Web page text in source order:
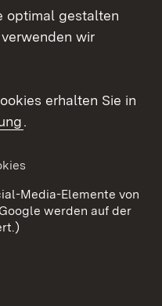
optimal gestalten
wir
erhalten Sie in
.
Media-Elemente von
werden auf der